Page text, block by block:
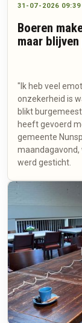
31-07-2026 09:39
Boeren
maar
"Ik heb veel
onzekerheid is
blikt
heeft gevoerd
gemeente
maandagavond,
werd gesticht.